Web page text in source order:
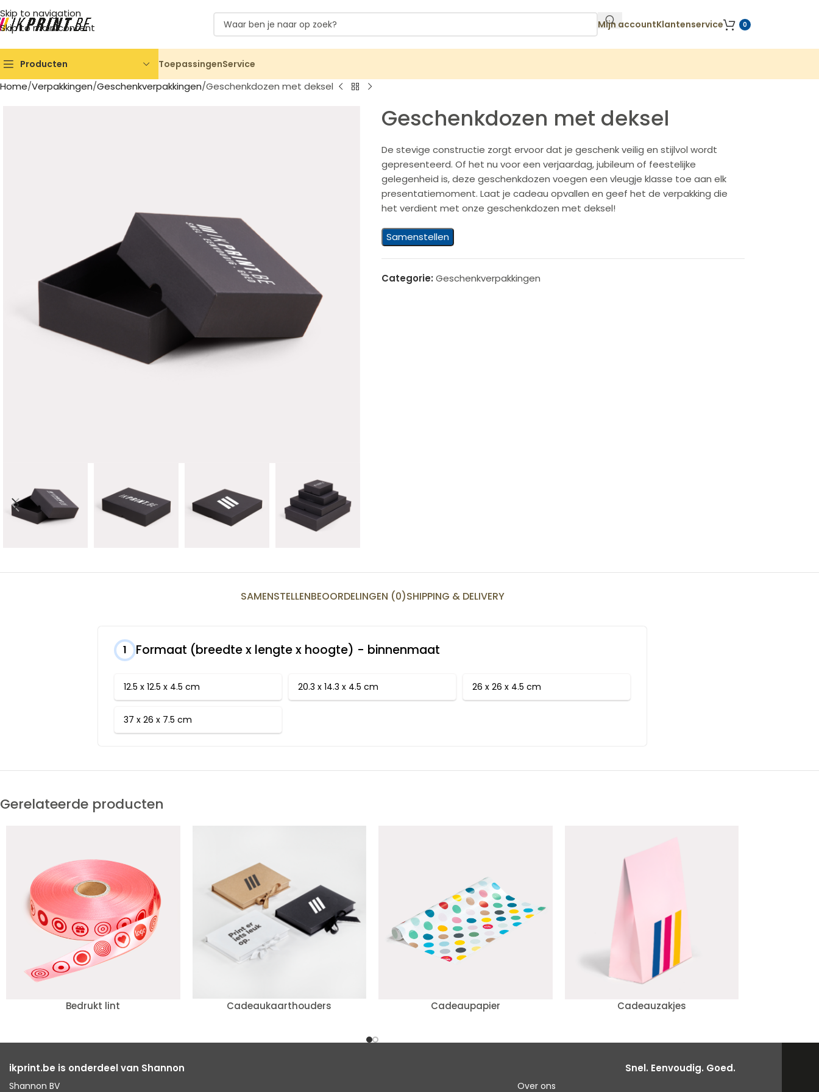
Skip to navigation
Skip to main content
Mijn accountKlantenservice 0
Producten ToepassingenService
Home Verpakkingen Geschenkverpakkingen Geschenkdozen met deksel
Geschenkdozen met deksel
De stevige constructie zorgt ervoor dat je geschenk veilig en stijlvol wordt
gepresenteerd. Of het nu voor een verjaardag, jubileum of feestelijke
gelegenheid is, deze geschenkdozen voegen een vleugje klasse toe aan elk
presentatiemoment. Laat je cadeau opvallen en geef het de verpakking die
het verdient met onze geschenkdozen met deksel!
Samenstellen
Categorie: Geschenkverpakkingen
SAMENSTELLENBEOORDELINGEN (0)SHIPPING & DELIVERY
1 Formaat (breedte x lengte x hoogte) - binnenmaat
12.5 x 12.5 x 4.5 cm 20.3 x 14.3 x 4.5 cm 26 x 26 x 4.5 cm
37 x 26 x 7.5 cm
Gerelateerde producten
Bedrukt lint Cadeaukaarthouders Cadeaupapier Cadeauzakjes
ikprint.be is onderdeel van Shannon
Shannon BV
Snel. Eenvoudig. Goed.
Over ons